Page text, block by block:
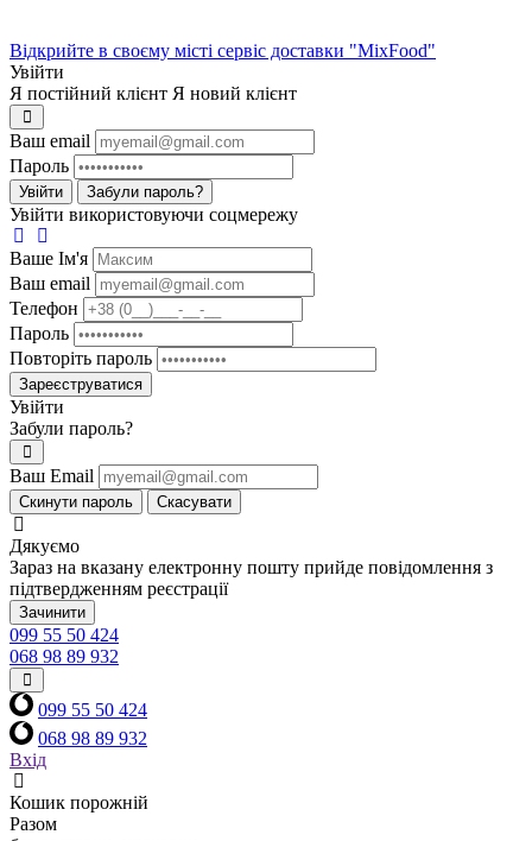
Відкрийте в своєму місті сервіс доставки "MixFood"
Увійти
Я постійний клієнт Я новий клієнт
Ваш email
Пароль
Увійти Забули пароль?
Увійти використовуючи соцмережу
Ваше Iм'я
Ваш email
Телефон
Пароль
Повторіть пароль
Зареєструватися
Увійти
Забули пароль?
Ваш Email
Скинути пароль Скасувати
Дякуємо
Зараз на вказану електронну пошту прийде повідомлення з
підтвердженням реєстрації
Зачинити
099 55 50 424
068 98 89 932
099 55 50 424
068 98 89 932
Вхід
Кошик порожній
Разом